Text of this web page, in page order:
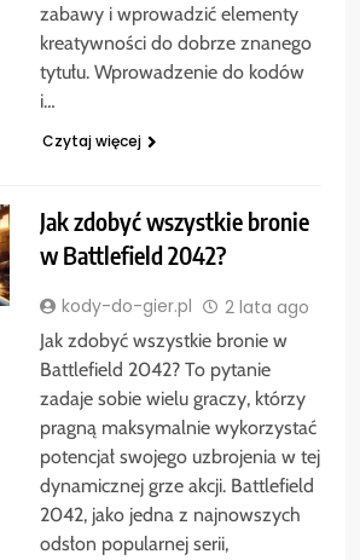
zabawy i wprowadzić elementy
kreatywności do dobrze znanego
tytułu. Wprowadzenie do kodów
i…
Czytaj więcej
Jak zdobyć wszystkie bronie
w Battlefield 2042?
kody-do-gier.pl 2 lata ago
Jak zdobyć wszystkie bronie w
Battlefield 2042? To pytanie
zadaje sobie wielu graczy, którzy
pragną maksymalnie wykorzystać
potencjał swojego uzbrojenia w tej
dynamicznej grze akcji. Battlefield
2042, jako jedna z najnowszych
odsłon popularnej serii,